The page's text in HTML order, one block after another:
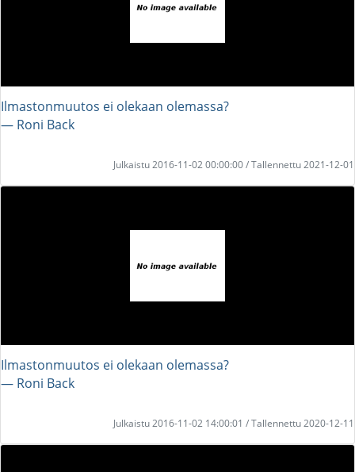
Ilmastonmuutos ei olekaan olemassa?
― Roni Back
Julkaistu 2016-11-02 00:00:00 / Tallennettu 2021-12-01
Ilmastonmuutos ei olekaan olemassa?
― Roni Back
Julkaistu 2016-11-02 14:00:01 / Tallennettu 2020-12-11